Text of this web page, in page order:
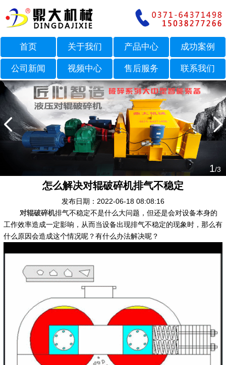
首页 关于我们 产品中心 成功案例
公司新闻 视频中心 售后服务 联系我们
1/3
怎么解决对辊破碎机排气不稳定
发布日期：2022-06-18 08:08:16
对辊破碎机排气不稳定不是什么大问题，但还是会对设备本身的
工作效率造成一定影响，从而当设备出现排气不稳定的现象时，那么有
什么原因会造成这个情况呢？有什么办法解决呢？